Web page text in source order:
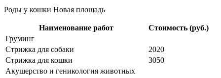
Роды у кошки Новая площадь
Наименование работ
Стоимость (руб.)
Груминг
Стрижка для собаки
2020
Стрижка для кошки
3050
Акушерство и геникология животных